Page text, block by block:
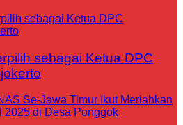
sebagai Ketua DPC